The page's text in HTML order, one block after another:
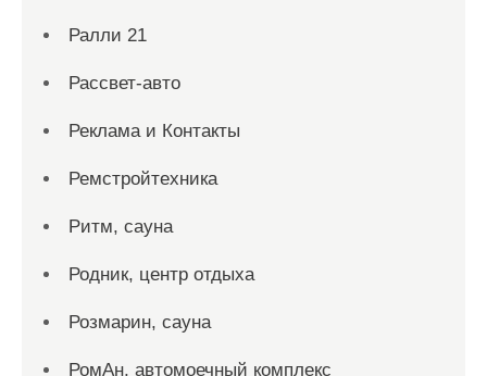
Ралли 21
Рассвет-авто
Реклама и Контакты
Ремстройтехника
Ритм, сауна
Родник, центр отдыха
Розмарин, сауна
РомАн, автомоечный комплекс